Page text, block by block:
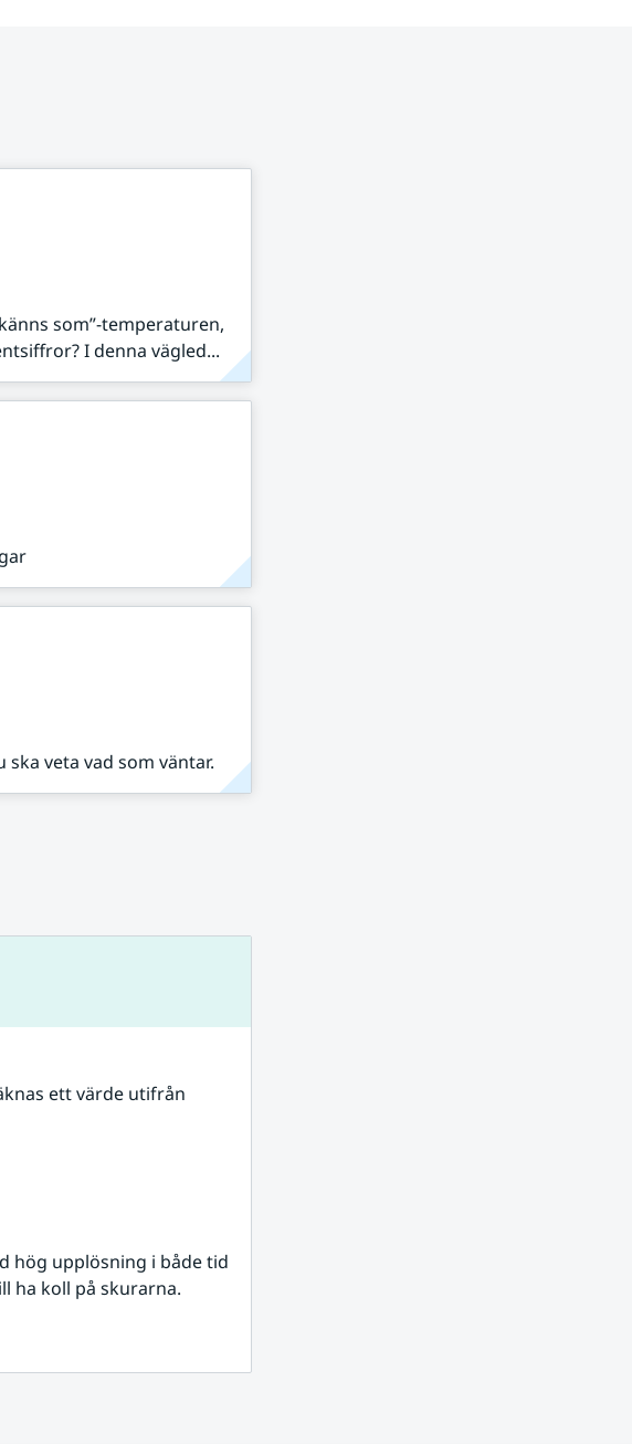
som”-temperaturen,
I denna vägled...
veta vad som väntar.
ett värde utifrån
hög upplösning i både tid
ha koll på skurarna.